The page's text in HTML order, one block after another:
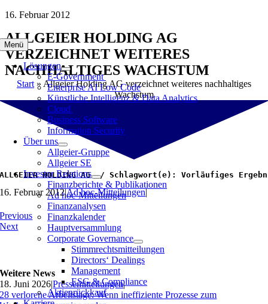
Zum
springen
Menü
Lösungen
E-Government
Enterprise AI Low Code
Künstliche Intelligenz & Data Analytics
Cloud
Business Software
Information Security
Über uns
Allgeier-Gruppe
Allgeier SE
Investor Relations
Finanzberichte & Publikationen
Ad hoc-Mitteilungen
Finanzanalysen
Finanzkalender
Hauptversammlung
Corporate Governance
Stimmrechtsmitteilungen
Directors‘ Dealings
Management
ESG & Compliance
Aktienrückkauf
16. Februar 2012
ALLGEIER HOLDING AG
VERZEICHNET WEITERES
NACHHALTIGES WACHSTUM
Start » Allgeier Holding AG verzeichnet weiteres nachhaltiges
Wachstum
ALLGEIER HOLDING AG  / Schlagwort(e): Vorläufiges
16. Februar 2012|Ad hoc-Mitteilungen|
Previous
Next
Weitere News
18. Juni 2026|Pressemitteilungen|
28 verlorene Arbeitstage: Wenn ineffiziente Prozesse zum